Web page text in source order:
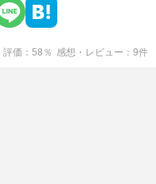
評価 58 ％ 感想・レビュー 9件